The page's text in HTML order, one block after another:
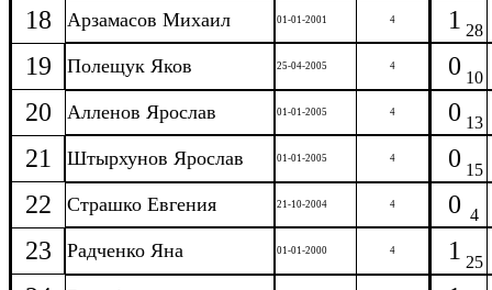
18 Арзамасов Михаил 01-01-2001 4 1 28
19 Полещук Яков 25-04-2005 4 0 10
20 Алленов Ярослав 01-01-2005 4 0 13
21 Штырхунов Ярослав 01-01-2005 4 0 15
22 Страшко Евгения 21-10-2004 4 0 4
23 Радченко Яна 01-01-2000 4 1 25